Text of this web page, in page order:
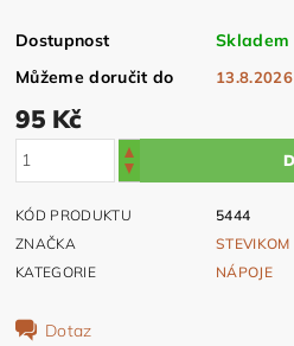
Dostupnost
Skladem
Můžeme doručit do
13.8.2026
95 Kč
KÓD PRODUKTU
5444
ZNAČKA
STEVIKOM
KATEGORIE
NÁPOJE
Dotaz